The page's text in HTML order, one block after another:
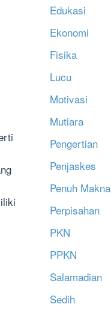
Edukasi
Ekonomi
Fisika
Lucu
Motivasi
Mutiara
Pengertian
Penjaskes
Penuh Makna
Perpisahan
PKN
PPKN
Salamadian
Sedih